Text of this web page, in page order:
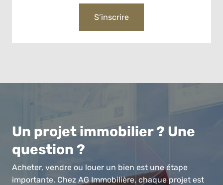
S’inscrire
Un projet immobilier ? Une
question ?
Acheter, vendre ou louer un bien est une étape
importante. Chez AG Immobilière, chaque projet est